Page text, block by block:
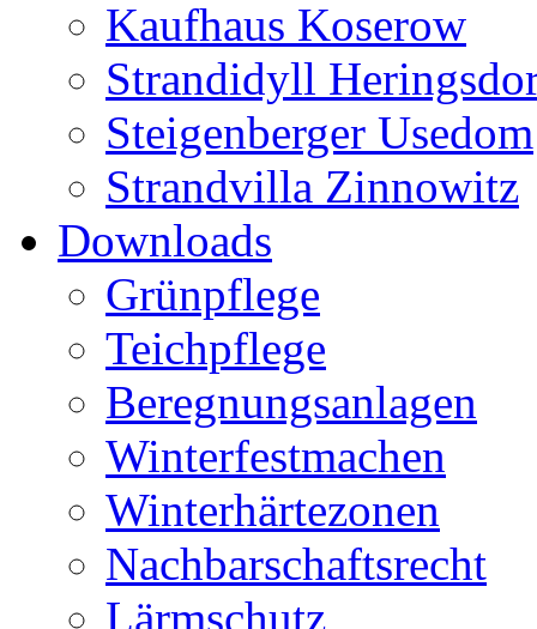
Kaufhaus Koserow
Strandidyll
Steigenberger Usedom
Strandvilla Zinnowitz
Downloads
Grünpflege
Teichpflege
Beregnungsanlagen
Winterfestmachen
Winterhärtezonen
Nachbarschaftsrecht
Lärmschutz